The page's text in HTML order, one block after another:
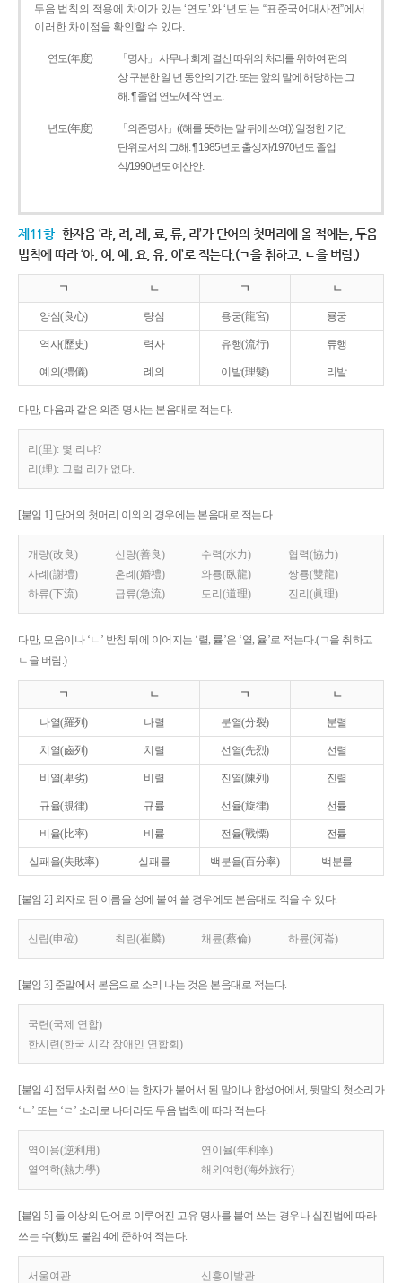
두음 법칙의 적용에 차이가 있는 ‘연도’와 ‘년도’는 “표준국어대사전”에서
이러한 차이점을 확인할 수 있다.
연도(年度)
「명사」 사무나 회계 결산 따위의 처리를 위하여 편의
상 구분한 일 년 동안의 기간. 또는 앞의 말에 해당하는 그
해. ¶ 졸업 연도/제작 연도.
년도(年度)
「의존명사」((해를 뜻하는 말 뒤에 쓰여)) 일정한 기간
단위로서의 그해. ¶ 1985년도 출생자/1970년도 졸업
식/1990년도 예산안.
제11항 한자음 ‘랴, 려, 례, 료, 류, 리’가 단어의 첫머리에 올 적에는, 두음
법칙에 따라 ‘야, 여, 예, 요, 유, 이’로 적는다.(ㄱ을 취하고, ㄴ을 버림.)
ㄱ ㄴ ㄱ ㄴ
양심(良心) 량심 용궁(龍宮) 룡궁
역사(歷史) 력사 유행(流行) 류행
예의(禮儀) 례의 이발(理髮) 리발
다만, 다음과 같은 의존 명사는 본음대로 적는다.
리(里): 몇 리냐?
리(理): 그럴 리가 없다.
[붙임 1] 단어의 첫머리 이외의 경우에는 본음대로 적는다.
개량(改良) 선량(善良) 수력(水力)
협력(協力)
사례(謝禮)
혼례(婚禮) 와룡(臥龍)
쌍룡(雙龍)
하류(下流)
급류(急流) 도리(道理) 진리(眞理)
다만, 모음이나 ‘ㄴ’ 받침 뒤에 이어지는 ‘렬, 률’은 ‘열, 율’로 적는다.(ㄱ을 취하고
ㄴ을 버림.)
ㄱ ㄴ ㄱ ㄴ
나열(羅列) 나렬 분열(分裂) 분렬
치열(齒列) 치렬 선열(先烈) 선렬
비열(卑劣) 비렬 진열(陳列) 진렬
규율(規律) 규률 선율(旋律) 선률
비율(比率) 비률 전율(戰慄) 전률
실패율(失敗率) 실패률 백분율(百分率) 백분률
[붙임 2] 외자로 된 이름을 성에 붙여 쓸 경우에도 본음대로 적을 수 있다.
신립(申砬) 최린(崔麟) 채륜(蔡倫) 하륜(河崙)
[붙임 3] 준말에서 본음으로 소리 나는 것은 본음대로 적는다.
국련(국제 연합)
한시련(한국 시각 장애인 연합회)
[붙임 4] 접두사처럼 쓰이는 한자가 붙어서 된 말이나 합성어에서, 뒷말의 첫소리가
‘ㄴ’ 또는 ‘ㄹ’ 소리로 나더라도 두음 법칙에 따라 적는다.
역이용(逆利用)
연이율(年利率)
열역학(熱力學)
해외여행(海外旅行)
[붙임 5] 둘 이상의 단어로 이루어진 고유 명사를 붙여 쓰는 경우나 십진법에 따라
쓰는 수(數)도 붙임 4에 준하여 적는다.
서울여관 신흥이발관